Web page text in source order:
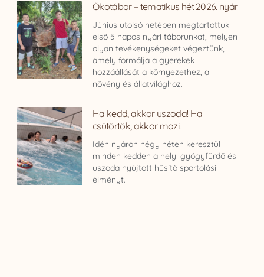
Ökotábor – tematikus hét 2026. nyár
Június utolsó hetében megtartottuk
első 5 napos nyári táborunkat, melyen
olyan tevékenységeket végeztünk,
amely formálja a gyerekek
hozzáállását a környezethez, a
növény és állatvilághoz.
Ha kedd, akkor uszoda! Ha
csütörtök, akkor mozi!
Idén nyáron négy héten keresztül
minden kedden a helyi gyógyfürdő és
uszoda nyújtott hűsítő sportolási
élményt.